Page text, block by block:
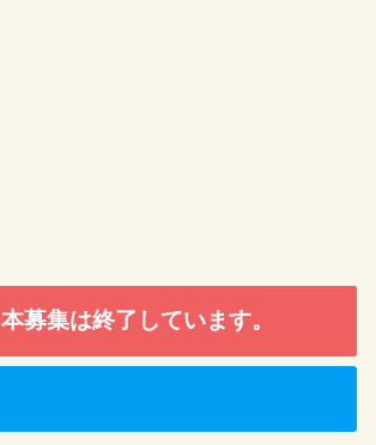
本募集は終了しています。